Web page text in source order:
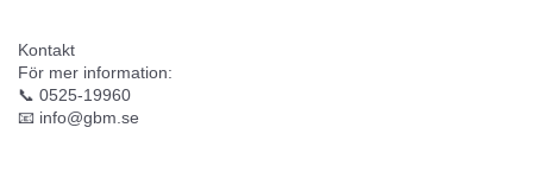
Kontakt
För mer information:
📞 0525‑19960
📧 info@gbm.se